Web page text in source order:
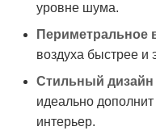
уровне шума.
Периметральное
воздуха быстрее и
Стильный
идеально
интерьер.